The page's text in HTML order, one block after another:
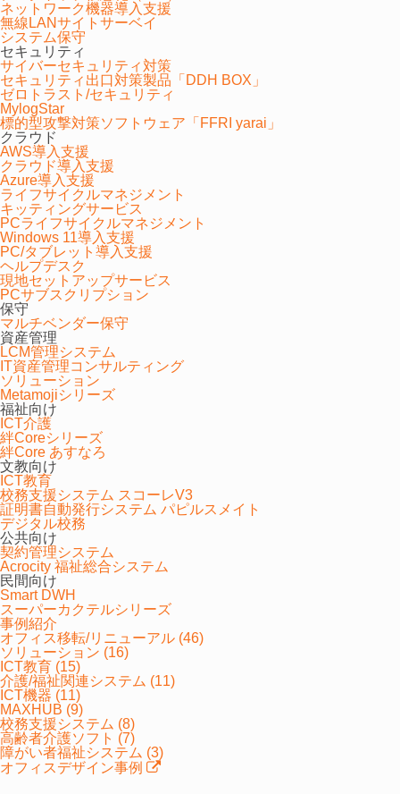
ネットワーク機器導入支援
無線LANサイトサーベイ
システム保守
セキュリティ
サイバーセキュリティ対策
セキュリティ出口対策製品「DDH BOX」
ゼロトラスト/セキュリティ
MylogStar
標的型攻撃対策ソフトウェア「FFRI yarai」
クラウド
AWS導入支援
クラウド導入支援
Azure導入支援
ライフサイクルマネジメント
キッティングサービス
PCライフサイクルマネジメント
Windows 11導入支援
PC/タブレット導入支援
ヘルプデスク
現地セットアップサービス
PCサブスクリプション
保守
マルチベンダー保守
資産管理
LCM管理システム
IT資産管理コンサルティング
ソリューション
Metamojiシリーズ
福祉向け
ICT介護
絆Coreシリーズ
絆Core あすなろ
文教向け
ICT教育
校務支援システム スコーレV3
証明書自動発行システム パピルスメイト
デジタル校務
公共向け
契約管理システム
Acrocity 福祉総合システム
民間向け
Smart DWH
スーパーカクテルシリーズ
事例紹介
オフィス移転/リニューアル (46)
ソリューション (16)
ICT教育 (15)
介護/福祉関連システム (11)
ICT機器 (11)
MAXHUB (9)
校務支援システム (8)
高齢者介護ソフト (7)
障がい者福祉システム (3)
オフィスデザイン事例
書記モードラクラク議事録
書記モードなら自由に白紙ページを追加し、その場で
議事録を共有できます。
全員でポイント＆メモ書き
参加者全員が同時にポイント＆メモ書きでき、伝えた
いことを確実に伝え合えます。